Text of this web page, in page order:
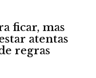
ficar, mas
atentas
regras